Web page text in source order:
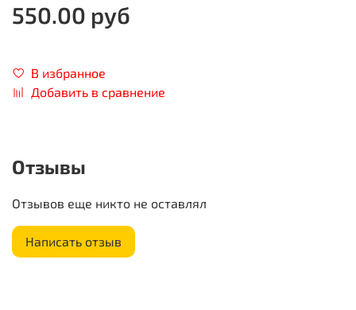
550.00 руб
В избранное
Добавить в сравнение
Отзывы
Отзывов еще никто не оставлял
Написать отзыв